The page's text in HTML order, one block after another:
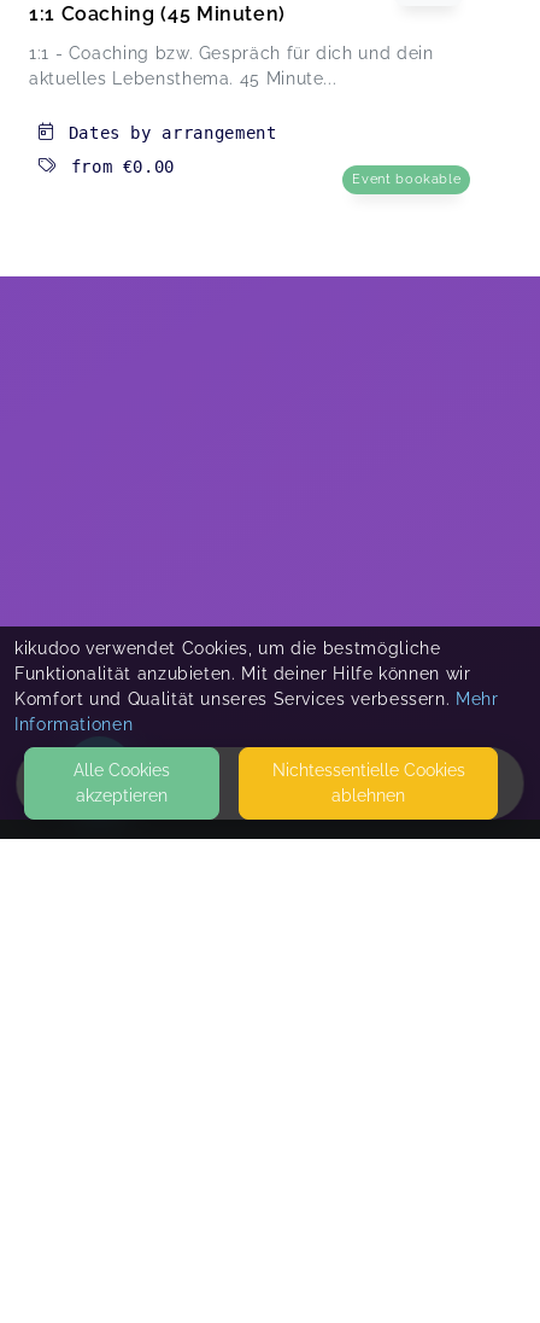
HOME
1:1 Coaching (45 Minuten)
1:1 - Coaching bzw. Gespräch für dich und dein
aktuelles Lebensthema. 45 Minute...
Dates by arrangement
from €0.00
Event bookable
kikudoo verwendet Cookies, um die bestmögliche
Funktionalität anzubieten. Mit deiner Hilfe können wir
Komfort und Qualität unseres Services verbessern. Mehr
Informationen
Alle Cookies
akzeptieren
Nicht­essentielle Cookies
ablehnen